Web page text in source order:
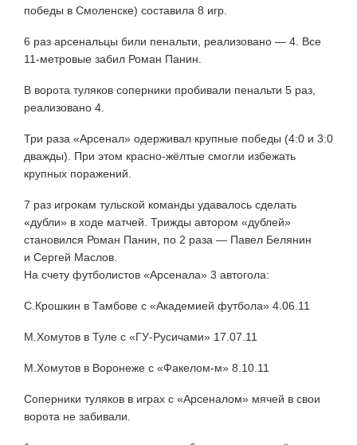
победы в Смоленске) составила 8 игр.
6 раз арсенальцы били пенальти, реализовано — 4. Все
11-метровые забил Роман Панин.
В ворота туляков соперники пробивали пенальти 5 раз,
реализовано 4.
Три раза «Арсенал» одерживал крупные победы (4:0 и 3:0
дважды). При этом красно-жёлтые смогли избежать
крупных поражений.
7 раз игрокам тульской команды удавалось сделать
«дубли» в ходе матчей. Трижды автором «дублей»
становился Роман Панин, по 2 раза — Павел Белянин
и Сергей Маслов.
На счету футболистов «Арсенала» 3 автогола:
С.Крошкин в Тамбове c «Академией футбола» 4.06.11
М.Хомутов в Туле с «ГУ-Русичами» 17.07.11
М.Хомутов в Воронеже с «Факелом-м» 8.10.11
Соперники туляков в играх с «Арсеналом» мячей в свои
ворота не забивали.